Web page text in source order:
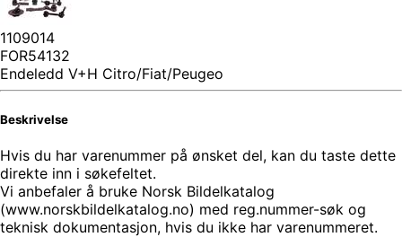
1109014
FOR54132
Endeledd V+H Citro/Fiat/Peugeo
Beskrivelse
Hvis du har varenummer på ønsket del, kan du taste dette
direkte inn i søkefeltet.
Vi anbefaler å bruke Norsk Bildelkatalog
(www.norskbildelkatalog.no) med reg.nummer-søk og
teknisk dokumentasjon, hvis du ikke har varenummeret.